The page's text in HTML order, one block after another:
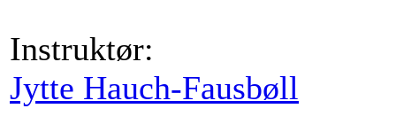
Instruktør:
Jytte Hauch-Fausbøll